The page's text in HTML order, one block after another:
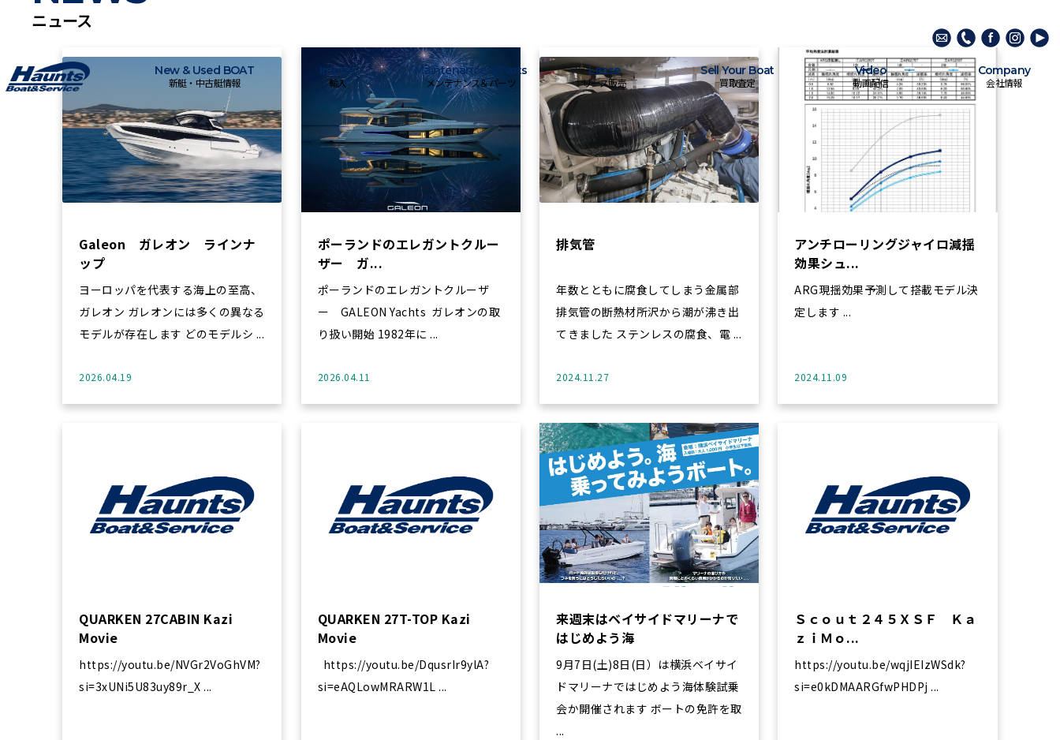
New & Used BOAT
新艇・中古艇情報
Import
輸入
Maintenance & Parts
メンテナンス＆パーツ
Lease
リース販売
Sell Your Boat
買取査定
Video
動画配信
Company
会社情報
ニュース
Galeon ガレオン ラインナ
ップ
ヨーロッパを代表する海上の至高、
ガレオン ガレオンには多くの異なる
モデルが存在します どのモデルシ ...
2026.04.19
ポーランドのエレガントクルー
ザー ガ...
ポーランドのエレガントクルーザ
ー GALEON Yachts ガレオンの取
り扱い開始 1982年に ...
2026.04.11
排気管
年数とともに腐食してしまう金属部
排気管の断熱材所沢から潮が沸き出
てきました ステンレスの腐食、電 ...
2024.11.27
アンチローリングジャイロ減揺
効果シュ...
ARG現揺効果予測して搭載モデル決
定します ...
2024.11.09
QUARKEN 27CABIN Kazi
Movie
https://youtu.be/NVGr2VoGhVM?
si=3xUNi5U83uy89r_X ...
QUARKEN 27T-TOP Kazi
Movie
si=eAQLowMRARW1L ...
来週末はベイサイドマリーナで
はじめよう海
9月7日(土)8日(日）は横浜ベイサイ
ドマリーナではじめよう海体験試乗
会か開催されます ボートの免許を取
...
Ｓｃｏｕｔ２４５ＸＳＦ Ｋａ
ｚｉＭｏ...
https://youtu.be/wqjIEIzWSdk?
si=e0kDMAARGfwPHDPj ...